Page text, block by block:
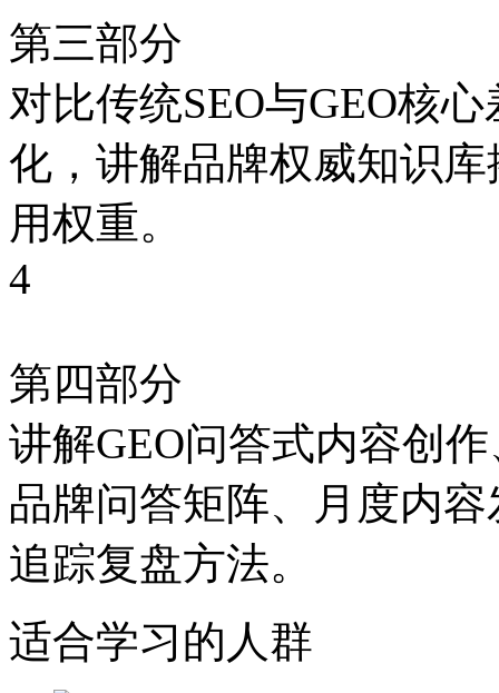
第三部分
对比传统SEO与GEO核
化，讲解品牌权威知识
用权重。
4
第四部分
讲解GEO问答式内容创
品牌问答矩阵、月度内
追踪复盘方法。
适合学习的人群